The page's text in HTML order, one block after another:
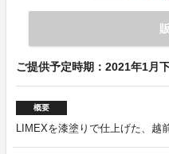
ご提供予定時期：2021年1月
概要
LIMEXを漆塗りで仕上げた、越